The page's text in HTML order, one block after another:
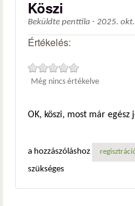
Köszi
Beküldte penttila - 2025.
Értékelés:
Még nincs értékelve
OK, köszi, most már egész
a hozzászóláshoz
szükséges